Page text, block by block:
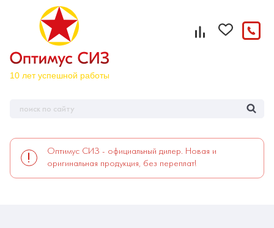
Оптимус СИЗ - официальный дилер. Новая и
оригинальная продукция, без переплат!